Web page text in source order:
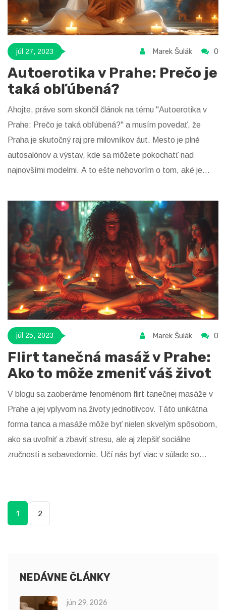
júl 27, 2023 Marek Šulák 0
Autoerotika v Prahe: Prečo je
taká obľúbená?
Ahojte, práve som skončil článok na tému "Autoerotika v
Prahe: Prečo je taká obľúbená?" a musím povedať, že
Praha je skutočný raj pre milovníkov áut. Mesto je plné
autosalónov a výstav, kde sa môžete pokochatť nad
najnovšími modelmi. A to ešte nehovorím o tom, aké je
ktoré si môžete požičať. Ale najlepšie na tom všetkom je,
že Pražané sú skutočne nadšení automobilisti a vždy sa s
vami podelia o svoje tipy a triky. Takže, ak ste
autoentuziasta, Praha je vaše miesto!
júl 25, 2023 Marek Šulák 0
Flirt tanečná masáž v Prahe:
Ako to môže zmeniť váš život
V blogu sa zaoberáme fenoménom flirt tanečnej masáže v
Prahe a jej vplyvom na životy jednotlivcov. Táto unikátna
forma tanca a masáže môže byť nielen skvelým spôsobom,
ako sa uvoľniť a zbaviť stresu, ale aj zlepšiť sociálne
zručnosti a sebavedomie. Učí nás byť viac v súlade so
obohacujúcim zážitkom, ktorý by mohol zmeniť váš život na
lepšie. Ak ste v Prahe, určite to vyskúšajte!
1 2
NEDÁVNE ČLÁNKY
jún 29, 2026